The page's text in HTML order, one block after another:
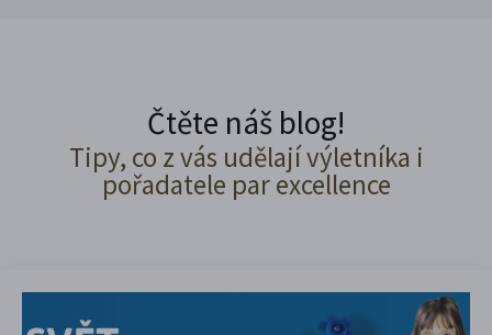
Čtěte náš blog!
Tipy, co z vás udělají výletníka i
pořadatele par excellence